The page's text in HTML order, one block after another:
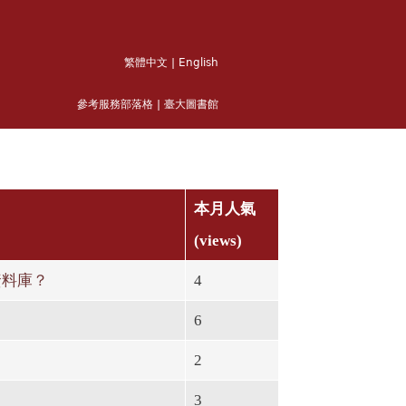
繁體中文 English
參考服務部落格 臺大圖書館
本月人氣
(views)
庫？ 4
6
2
3